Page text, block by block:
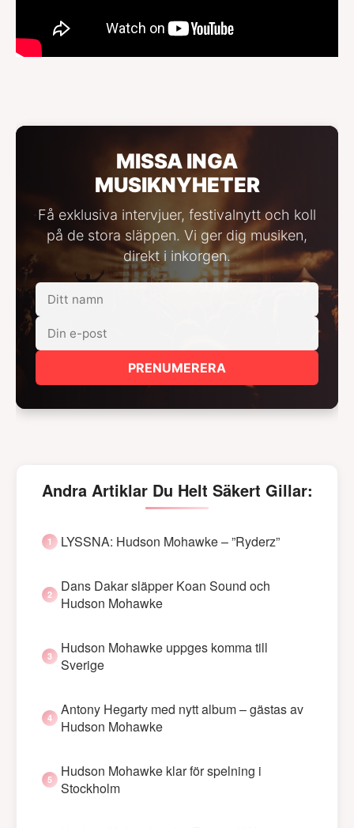
MISSA INGA
MUSIKNYHETER
Få exklusiva intervjuer, festivalnytt och koll
på de stora släppen. Vi ger dig musiken,
direkt i inkorgen.
PRENUMERERA
Andra Artiklar Du Helt Säkert Gillar:
LYSSNA: Hudson Mohawke – ”Ryderz”
Dans Dakar släpper Koan Sound och
Hudson Mohawke
Hudson Mohawke uppges komma till
Sverige
Antony Hegarty med nytt album – gästas av
Hudson Mohawke
Hudson Mohawke klar för spelning i
Stockholm